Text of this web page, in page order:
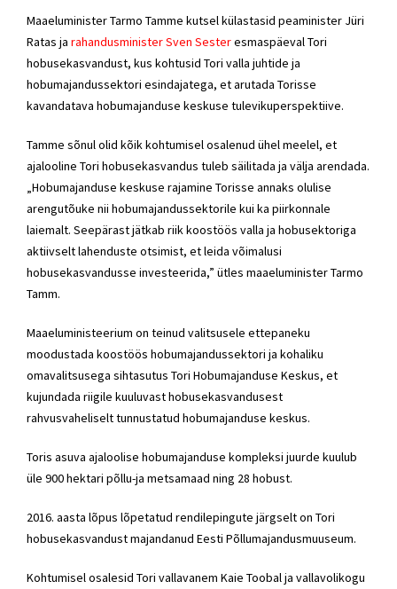
Maaeluminister Tarmo Tamme kutsel külastasid peaminister Jüri
Ratas ja rahandusminister Sven Sesteresmaspäeval Tori
hobusekasvandust, kus kohtusid Tori valla juhtide ja
hobumajandussektori esindajatega, et arutada Torisse
kavandatava hobumajanduse keskuse tulevikuperspektiive.
Tamme sõnul olid kõik kohtumisel osalenud ühel meelel, et
ajalooline Tori hobusekasvandus tuleb säilitada ja välja arendada.
„Hobumajanduse keskuse rajamine Torisse annaks olulise
arengutõuke nii hobumajandussektorile kui ka piirkonnale
laiemalt. Seepärast jätkab riik koostöös valla ja hobusektoriga
aktiivselt lahenduste otsimist, et leida võimalusi
hobusekasvandusse investeerida,” ütles maaeluminister Tarmo
Tamm.
Maaeluministeerium on teinud valitsusele ettepaneku
moodustada koostöös hobumajandussektori ja kohaliku
omavalitsusega sihtasutus Tori Hobumajanduse Keskus, et
kujundada riigile kuuluvast hobusekasvandusest
rahvusvaheliselt tunnustatud hobumajanduse keskus.
Toris asuva ajaloolise hobumajanduse kompleksi juurde kuulub
üle 900 hektari põllu-ja metsamaad ning 28 hobust.
2016. aasta lõpus lõpetatud rendilepingute järgselt on Tori
hobusekasvandust majandanud Eesti Põllumajandusmuuseum.
Kohtumisel osalesid Tori vallavanem Kaie Toobal ja vallavolikogu